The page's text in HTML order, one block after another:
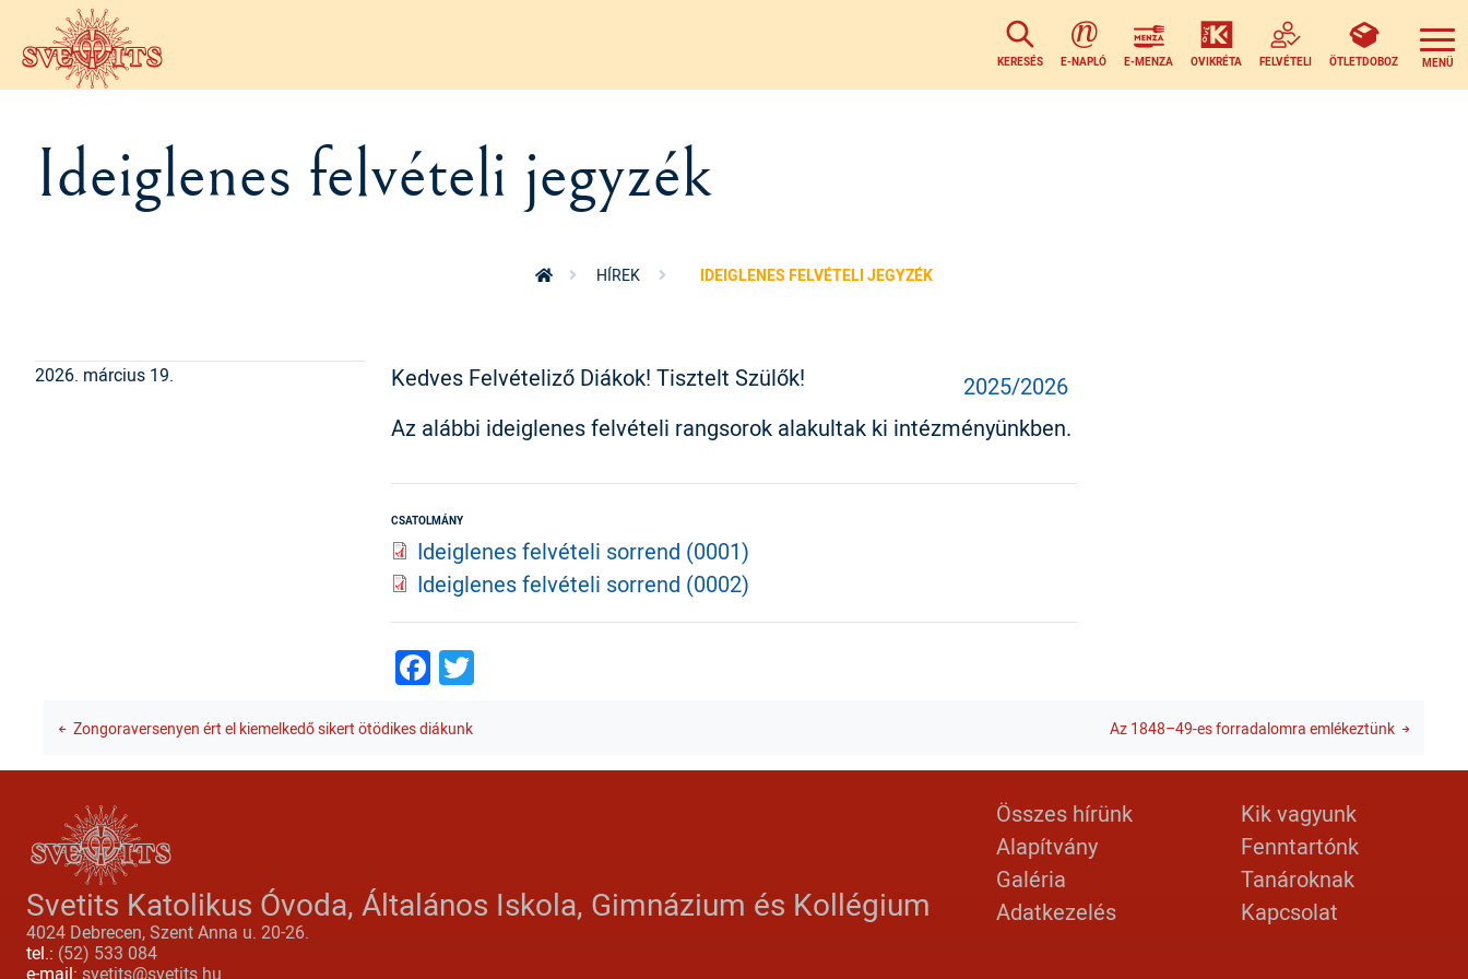
Ugrás a tartalomra
KERESÉS E-NAPLÓ E-MENZA OVIKRÉTA FELVÉTELI ÖTLETDOBOZ
Ideiglenes felvételi jegyzék
HÍREK IDEIGLENES FELVÉTELI JEGYZÉK
2025/2026
Kedves Felvételiző Diákok! Tisztelt Szülők!
Az alábbi ideiglenes felvételi rangsorok alakultak ki intézményünkben.
CSATOLMÁNY
Ideiglenes felvételi sorrend (0001)
Ideiglenes felvételi sorrend (0002)
Facebook
2026. március 19.
Zongoraversenyen ért el kiemelkedő sikert ötödikes diákunk Az 1848–49-es forradalomra emlékeztünk
Svetits Katolikus Óvoda, Általános Iskola, Gimnázium és Kollégium
4024 Debrecen, Szent Anna u. 20-26.
tel.: (52) 533 084
e-mail: svetits@svetits.hu
Lábléc 2
Összes hírünk
Alapítvány
Galéria
Adatkezelés
Footer menu
Kik vagyunk
Fenntartónk
Tanároknak
Kapcsolat